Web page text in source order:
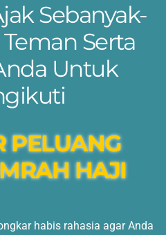
Sebanyak-
Serta
Untuk
PELUANG
HAJI
habis rahasia agar Anda